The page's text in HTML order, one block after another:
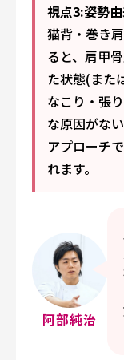
視点3:姿勢
猫背・巻き
ると、肩甲
た状態(また
なこり・張
な原因がな
アプローチ
れます。
阿部純治